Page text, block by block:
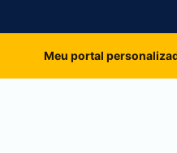
Meu portal